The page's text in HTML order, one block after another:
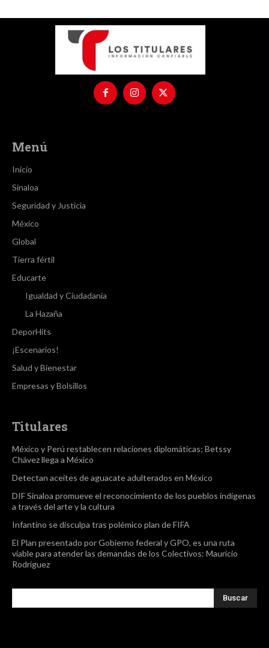
Menú
Inicio
Sinaloa
Seguridad y Justicia
México
Global
Tierra fértil
Educarte
Igualdad y Ciudadanía
La Hazaña
DeporHits
¡Escenarios!
Salud y Bienestar
Empresas y Bolsillos
Titulares
México y Perú restablecen relaciones diplomáticas; Betssy
Chávez llega a México
Detectan aceites de aguacate adulterados en México
DIF Sinaloa promueve el reconocimiento de los pueblos indígenas
a través del arte y la cultura
Infantino se disculpa tras polémico plan de FIFA
El Plan presentado por Gobierno federal y GPO, es una ruta
viable para atender las demandas de los Colectivos: Mauricio
Rodríguez
Buscar